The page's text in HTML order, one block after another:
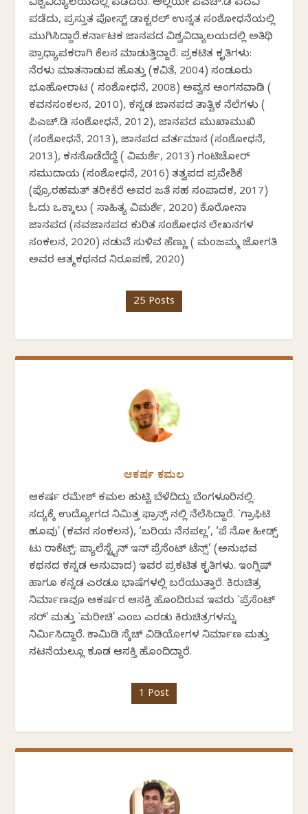
ವಿಶ್ವವಿದ್ಯಾಲಯದಲ್ಲಿ ಪಡೆದರು. ಅಲ್ಲಿಯೇ ಪಿಎಚ್.ಡಿ ಪದವಿ
ಪಡೆದು, ಪ್ರಸ್ತುತ ಪೋಸ್ಟ್ ಡಾಕ್ಟರಲ್ ಉನ್ನತ ಸಂಶೋಧನೆಯಲ್ಲಿ
ಮುಗಿಸಿದ್ದಾರೆ.ಕರ್ನಾಟಕ ಜಾನಪದ ವಿಶ್ವವಿದ್ಯಾಲಯದಲ್ಲಿ ಅತಿಥಿ
ಪ್ರಾಧ್ಯಾಪಕರಾಗಿ ಕೆಲಸ ಮಾಡುತ್ತಿದ್ದಾರೆ. ಪ್ರಕಟಿತ ಕೃತಿಗಳು:
ನೆರಳು ಮಾತನಾಡುವ ಹೊತ್ತು (ಕವಿತೆ, 2004) ಸಂಡೂರು
ಭೂಹೋರಾಟ ( ಸಂಶೋಧನೆ, 2008) ಅವ್ವನ ಅಂಗನವಾಡಿ (
ಕವನಸಂಕಲನ, 2010), ಕನ್ನಡ ಜಾನಪದ ತಾತ್ವಿಕ ನೆಲೆಗಳು (
ಪಿಎಚ್.ಡಿ ಸಂಶೋಧನೆ, 2012), ಜಾನಪದ ಮುಖಾಮುಖಿ
(ಸಂಶೋಧನೆ, 2013), ಜಾನಪದ ವರ್ತಮಾನ (ಸಂಶೋಧನೆ,
2013), ಕನಸೊಡೆದೆದ್ದೆ ( ವಿಮರ್ಶೆ, 2013) ಗಂಟಿಚೋರ್
ಸಮುದಾಯ (ಸಂಶೋಧನೆ, 2016) ತತ್ವಪದ ಪ್ರವೇಶಿಕೆ
(ಪ್ರೊ.ರಹಮತ್ ತರೀಕೆರೆ ಅವರ ಜತೆ ಸಹ ಸಂಪಾದಕ, 2017)
ಓದು ಒಕ್ಕಾಲು ( ಸಾಹಿತ್ಯ ವಿಮರ್ಶೆ, 2020) ಕೊರೋನಾ
ಜಾನಪದ (ನವಜಾನಪದ ಕುರಿತ ಸಂಶೋಧನ ಲೇಖನಗಳ
ಸಂಕಲನ, 2020) ನಡುವೆ ಸುಳಿವ ಹೆಣ್ಣು ( ಮಂಜಮ್ಮ ಜೋಗತಿ
ಅವರ ಆತ್ಮಕಥನದ ನಿರೂಪಣೆ, 2020)
25 Posts
ಆಕರ್ಷ ಕಮಲ
ಆಕರ್ಷ ರಮೇಶ್ ಕಮಲ ಹುಟ್ಟಿ ಬೆಳೆದಿದ್ದು ಬೆಂಗಳೂರಿನಲ್ಲಿ.
ಸದ್ಯಕ್ಕೆ ಉದ್ಯೋಗದ ನಿಮಿತ್ತ ಫ್ರಾನ್ಸ್ ನಲ್ಲಿ ನೆಲೆಸಿದ್ದಾರೆ. `ಗ್ರಾಫಿಟಿ
ಹೂವು' (ಕವನ ಸಂಕಲನ), ‘ಬರಿಯ ನೆನಪಲ್ಲ’, ‘ಪೆ ನೋ ಹೀಡ್ಸ್
ಟು ರಾಕೆಟ್ಸ್: ಪ್ಯಾಲೆಸ್ಟೈನ್ ಇನ್ ಪ್ರೆಸೆಂಟ್ ಟೆನ್ಸ್’ (ಅನುಭವ
ಕಥನದ ಕನ್ನಡ ಅನುವಾದ) ಇವರ ಪ್ರಕಟಿತ ಕೃತಿಗಳು. ಇಂಗ್ಲಿಷ್‌
ಹಾಗೂ ಕನ್ನಡ ಎರಡೂ ಭಾಷೆಗಳಲ್ಲಿ ಬರೆಯುತ್ತಾರೆ. ಕಿರುಚಿತ್ರ
ನಿರ್ಮಾಣವೂ ಆಕರ್ಷರ ಆಸಕ್ತಿ ಹೊಂದಿರುವ ಇವರು `ಪ್ರೆಸೆಂಟ್
ಸರ್' ಮತ್ತು `ಮರೀಚಿ' ಎಂಬ ಎರಡು ಕಿರುಚಿತ್ರಗಳನ್ನು
ನಿರ್ಮಿಸಿದ್ದಾರೆ. ಕಾಮಿಡಿ ಸ್ಕೆಚ್ ವಿಡಿಯೋಗಳ ನಿರ್ಮಾಣ ಮತ್ತು
ನಟನೆಯಲ್ಲೂ ಕೂಡ ಆಸಕ್ತಿ ಹೊಂದಿದ್ದಾರೆ.
1 Post